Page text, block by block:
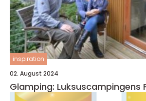
inspiration
02. August 2024
Glamping: Luksuscampingens